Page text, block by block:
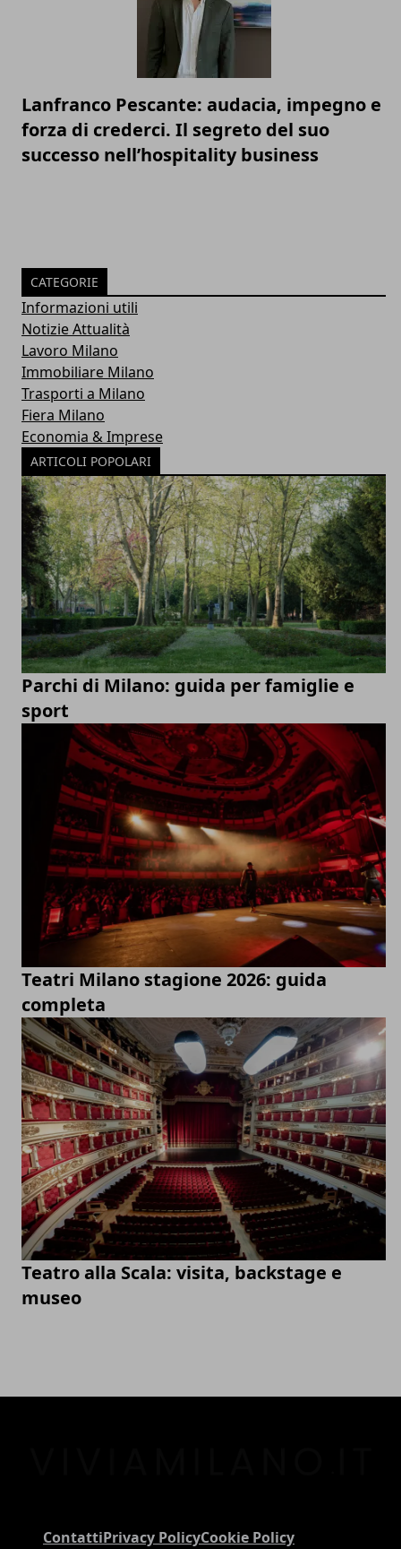
Lanfranco Pescante: audacia, impegno e
forza di crederci. Il segreto del suo
successo nell’hospitality business
CATEGORIE
Informazioni utili
Notizie Attualità
Lavoro Milano
Immobiliare Milano
Trasporti a Milano
Fiera Milano
Economia & Imprese
ARTICOLI POPOLARI
Parchi di Milano: guida per famiglie e
sport
Teatri Milano stagione 2026: guida
completa
Teatro alla Scala: visita, backstage e
museo
ContattiPrivacy PolicyCookie Policy